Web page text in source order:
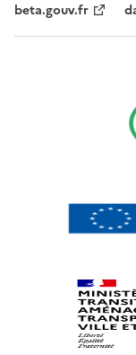
beta.gouv.fr